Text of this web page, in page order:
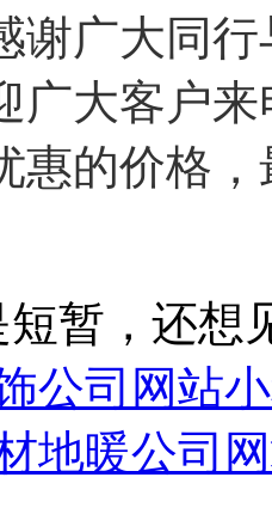
谢广大同
广大客户
惠的价格
暂，还想
公司网站
地暖公司